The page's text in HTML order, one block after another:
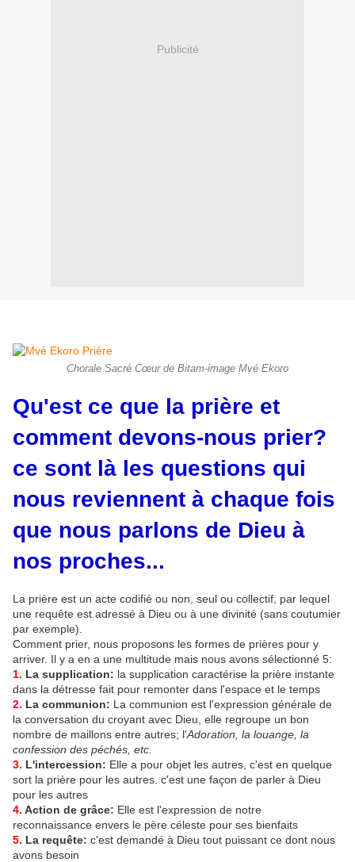
Publicité
Chorale Sacré Cœur de Bitam-image Mvé Ekoro
Qu'est ce que la prière et
comment devons-nous prier?
ce sont là les questions qui
nous reviennent à chaque fois
que nous parlons de Dieu à
nos proches...
La prière est un acte codifié ou non, seul ou collectif, par lequel
une requête est adressé à Dieu ou à une divinité (sans coutumier
par exemple).
Comment prier, nous proposons les formes de prières pour y
arriver. Il y a en a une multitude mais nous avons sélectionné 5:
1. La supplication: la supplication caractérise la prière instante
dans la détresse fait pour remonter dans l'espace et le temps
2. La communion: La communion est l'expression générale de
la conversation du croyant avec Dieu, elle regroupe un bon
nombre de maillons entre autres; l'Adoration, la louange, la
confession des péchés, etc.
3. L'intercession: Elle a pour objet les autres, c'est en quelque
sort la prière pour les autres. c'est une façon de parler à Dieu
pour les autres
4. Action de grâce: Elle est l'expression de notre
reconnaissance envers le père céleste pour ses bienfaits
5. La requête: c'est demandé à Dieu tout puissant ce dont nous
avons besoin